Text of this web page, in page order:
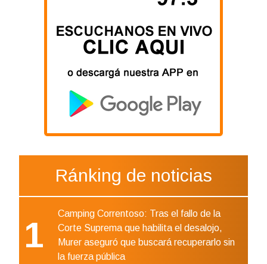
Ránking de noticias
1
Camping Correntoso: Tras el fallo de la
Corte Suprema que habilita el desalojo,
Murer aseguró que buscará recuperarlo sin
la fuerza pública